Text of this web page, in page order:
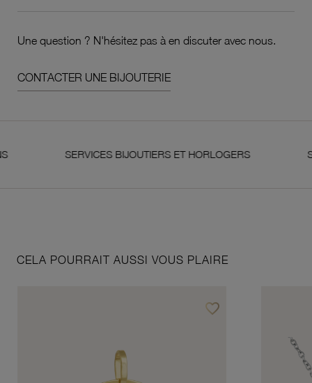
Une question ? N'hésitez pas à en discuter avec nous.
CONTACTER UNE BIJOUTERIE
SERVICES BIJOUTIERS ET HORLOGERS
CELA POURRAIT AUSSI VOUS PLAIRE
favorite_borderAjouter à vos favoris